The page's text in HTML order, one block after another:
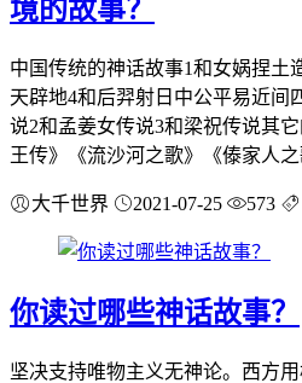
境的故事？
中国传统的神话故事1和女娲捏土
天辟地4和后羿射日中公平易近间
说2和孟姜女传说3和梁祝传说其
王传》《流沙河之歌》《傣家人之
大千世界 2021-07-25 573
你读过哪些神话故事？
坚决支持唯物主义无神论。西方